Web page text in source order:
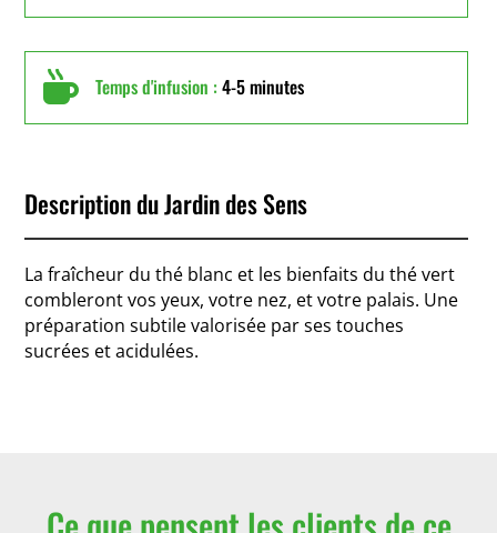
 Temps d'infusion : 4-5 minutes
Description du Jardin des Sens
La fraîcheur du thé blanc et les bienfaits du thé vert
combleront vos yeux, votre nez, et votre palais. Une
préparation subtile valorisée par ses touches
sucrées et acidulées.